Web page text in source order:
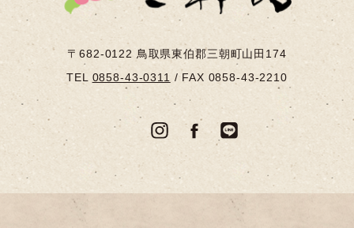
〒682-0122 鳥取県東伯郡三朝町山田174
TEL 0858-43-0311 /FAX 0858-43-2210